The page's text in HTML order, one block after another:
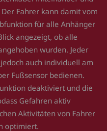
Fahrer kann damit vom
für alle Anhänger
angezeigt, ob alle
wurden. Jeder
auch individuell am
Fußsensor bedienen.
deaktiviert und die
Gefahren aktiv
Aktivitäten von Fahrer
optimiert.